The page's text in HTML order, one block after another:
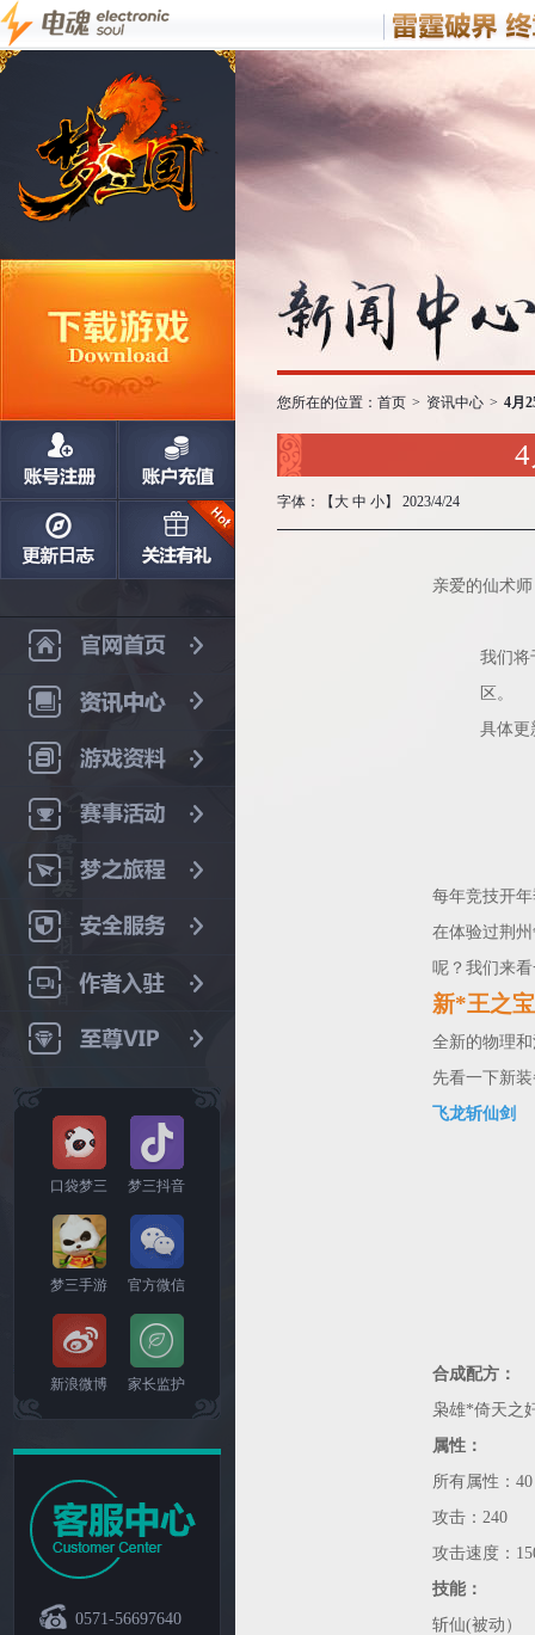
口袋梦三 梦三抖音
梦三手游 官方微信
新浪微博 家长监护
0571-56697640
您所在的位置： 首页 > 资讯中心 > 4月
字体：【 大 中 小】 2023/4/24
亲爱的仙术
我们将
区。
具体更
每年竞技开
在体验过荆
呢？我们来
新*王之
全新的物理
先看一下新
飞龙斩仙剑
合成配方：
枭雄*倚天之
属性：
所有属性：40
攻击：240
攻击速度：
技能：
斩仙(被动）